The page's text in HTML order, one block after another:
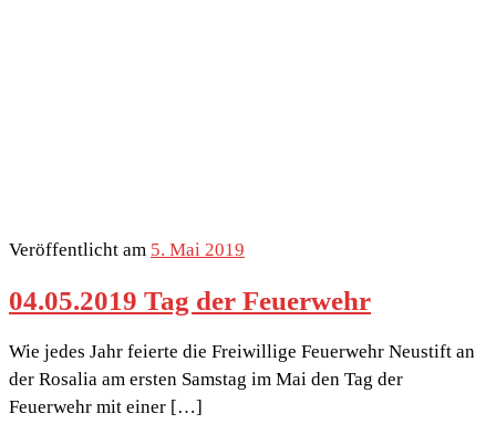
Veröffentlicht am 5. Mai 2019
04.05.2019 Tag der Feuerwehr
Wie jedes Jahr feierte die Freiwillige Feuerwehr Neustift an
der Rosalia am ersten Samstag im Mai den Tag der
Feuerwehr mit einer […]